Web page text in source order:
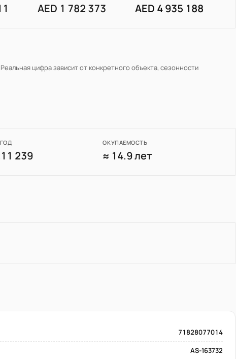
AED 1 782 373 AED 4 935 188
Реальная цифра зависит от конкретного объекта, сезонности
239
ОКУПАЕМОСТЬ
≈ 14.9 лет
71828077014
AS-163732